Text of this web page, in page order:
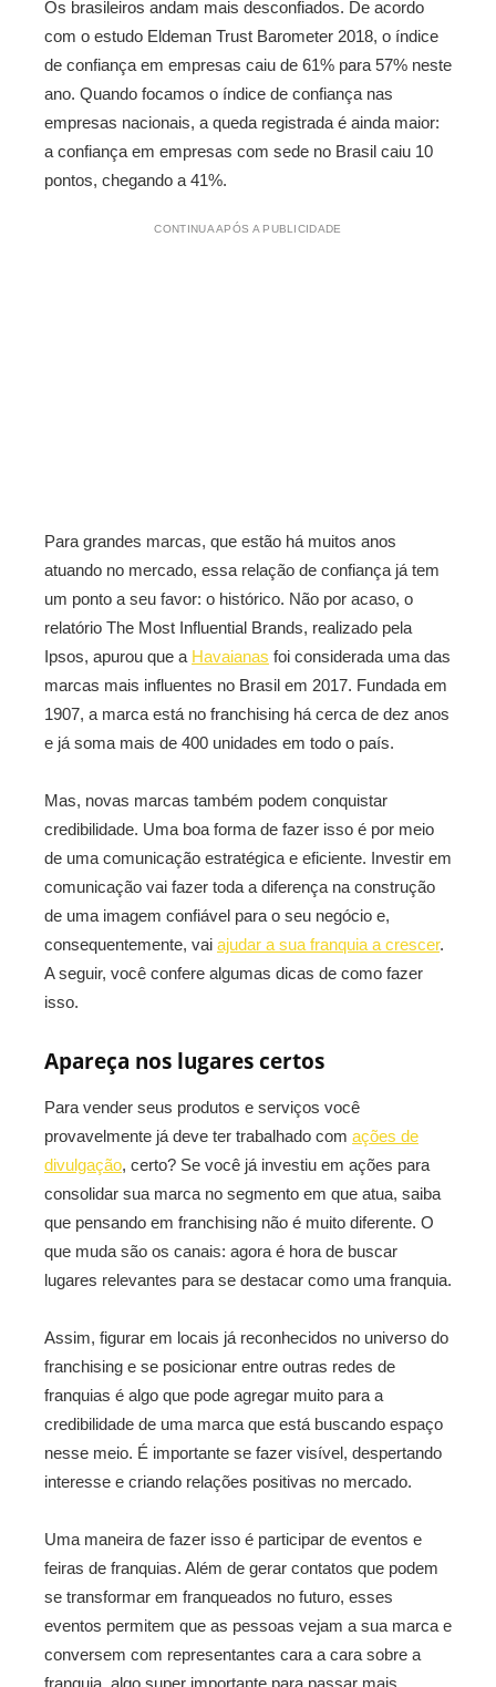
Os brasileiros andam mais desconfiados. De acordo
com o estudo Eldeman Trust Barometer 2018, o índice
de confiança em empresas caiu de 61% para 57% neste
ano. Quando focamos o índice de confiança nas
empresas nacionais, a queda registrada é ainda maior:
a confiança em empresas com sede no Brasil caiu 10
pontos, chegando a 41%.
CONTINUA APÓS A PUBLICIDADE
Para grandes marcas, que estão há muitos anos
atuando no mercado, essa relação de confiança já tem
um ponto a seu favor: o histórico. Não por acaso, o
relatório The Most Influential Brands, realizado pela
Ipsos, apurou que a Havaianas foi considerada uma das
marcas mais influentes no Brasil em 2017. Fundada em
1907, a marca está no franchising há cerca de dez anos
e já soma mais de 400 unidades em todo o país.
Mas, novas marcas também podem conquistar
credibilidade. Uma boa forma de fazer isso é por meio
de uma comunicação estratégica e eficiente. Investir em
comunicação vai fazer toda a diferença na construção
de uma imagem confiável para o seu negócio e,
consequentemente, vai ajudar a sua franquia a crescer.
A seguir, você confere algumas dicas de como fazer
isso.
Apareça nos lugares certos
Para vender seus produtos e serviços você
provavelmente já deve ter trabalhado com ações de
divulgação, certo? Se você já investiu em ações para
consolidar sua marca no segmento em que atua, saiba
que pensando em franchising não é muito diferente. O
que muda são os canais: agora é hora de buscar
lugares relevantes para se destacar como uma franquia.
Assim, figurar em locais já reconhecidos no universo do
franchising e se posicionar entre outras redes de
franquias é algo que pode agregar muito para a
credibilidade de uma marca que está buscando espaço
nesse meio. É importante se fazer visível, despertando
interesse e criando relações positivas no mercado.
Uma maneira de fazer isso é participar de eventos e
feiras de franquias. Além de gerar contatos que podem
se transformar em franqueados no futuro, esses
eventos permitem que as pessoas vejam a sua marca e
conversem com representantes cara a cara sobre a
franquia, algo super importante para passar mais